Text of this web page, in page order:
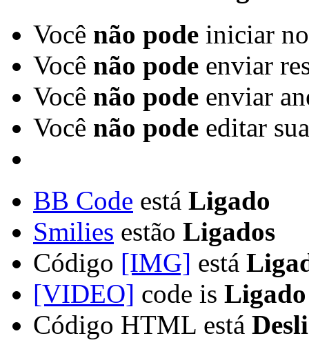
Você não pode iniciar
Você não pode enviar
Você não pode enviar
Você não pode editar
BB Code está Ligado
Smilies estão Ligados
Código [IMG] está
[VIDEO] code is Ligado
Código HTML está